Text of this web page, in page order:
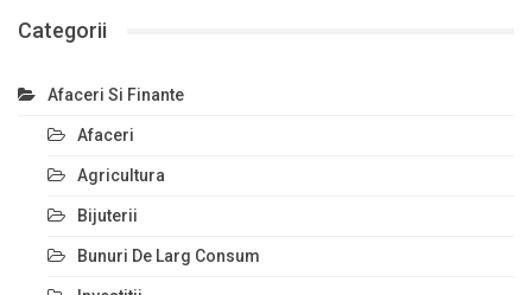
Categorii
Afaceri Si Finante
Afaceri
Agricultura
Bijuterii
Bunuri De Larg Consum